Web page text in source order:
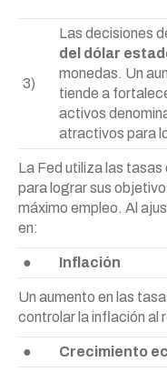
3)
Las decisiones
del dólar
monedas. Un
tiende a
activos
atractivos para
La Fed utiliza las
para lograr sus
máximo empleo. Al
en:
● Inflación
Un aumento en las
controlar la inflación al
● Crecimiento